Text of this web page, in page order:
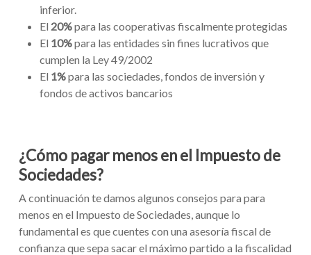
inferior.
El 20%para las cooperativas fiscalmente protegidas
El 10%para las entidades sin fines lucrativos que
cumplen la Ley 49/2002
El 1%para las sociedades, fondos de inversión y
fondos de activos bancarios
¿Cómo pagar menos en el Impuesto de
Sociedades?
A continuación te damos algunos consejos para para
menos en el Impuesto de Sociedades, aunque lo
fundamental es que cuentes con una asesoría fiscal de
confianza que sepa sacar el máximo partido a la fiscalidad